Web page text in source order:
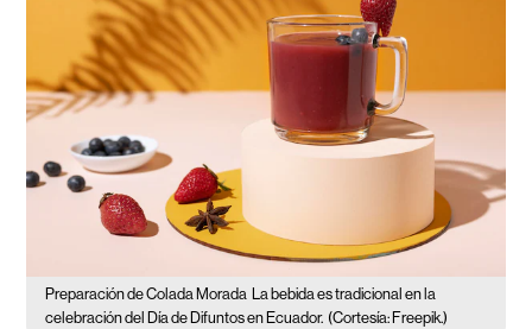
Preparación de Colada Morada
La bebida es tradicional en la
celebración del Día de Difuntos en Ecuador. (Cortesía: Freepik.)